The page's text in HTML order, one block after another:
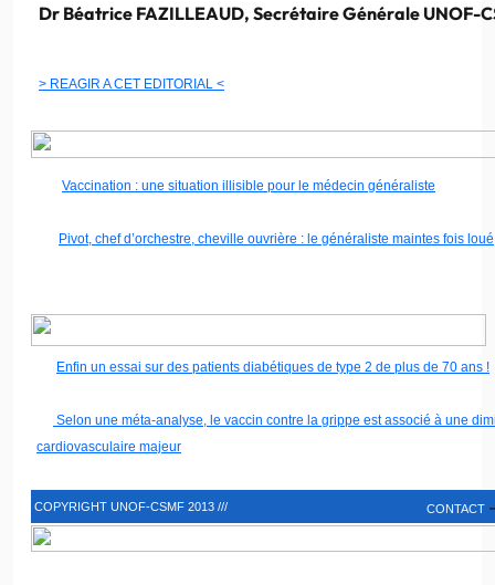
Dr Béatrice FAZILLEAUD, Secrétaire Générale UNOF-
> REAGIR A CET EDITORIAL <
Vaccination : une situation illisible pour le médecin généraliste
Pivot, chef d’orchestre, cheville ouvrière : le généraliste maintes fois
Enfin un essai sur des patients diabétiques de type 2 de plus de 70 ans !
Selon une méta-analyse, le vaccin contre la grippe est associé à une
cardiovasculaire majeur
COPYRIGHT UNOF-CSMF 2013 /// CONTACT